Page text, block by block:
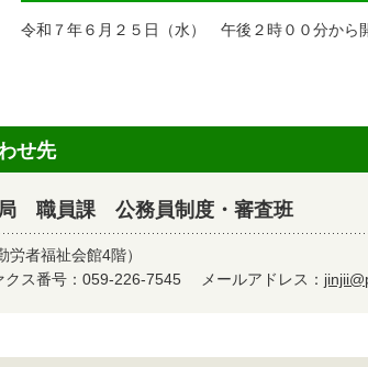
令和７年６月２５日（水） 午後２時００分から
せ先
職員課 公務員制度・審査班
者福祉会館4階）
クス番号：059-226-7545 メールアドレス：